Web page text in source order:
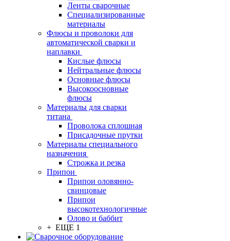
Ленты сварочные
Специализированные
материалы
Флюсы и проволоки для
автоматической сварки и
наплавки
Кислые флюсы
Нейтральные флюсы
Основные флюсы
Высокоосновные
флюсы
Материалы для сварки
титана
Проволока сплошная
Присадочные прутки
Материалы специального
назначения
Строжка и резка
Припои
Припои оловянно-
свинцовые
Припои
высокотехнологичные
Олово и баббит
+ ЕЩЕ 1